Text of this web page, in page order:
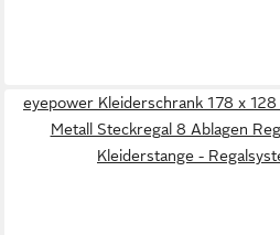
eyepower Kleiderschrank 178 x
Metall Steckregal 8 Ablagen
Kleiderstange -